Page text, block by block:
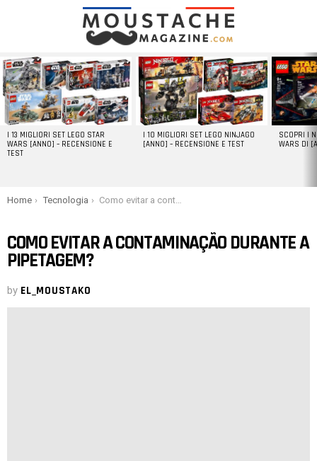
LATEST
STORIES
I 13 MIGLIORI SET LEGO STAR
WARS [ANNO] – RECENSIONE E
TEST
I 10 MIGLIORI SET LEGO NINJAGO
[ANNO] – RECENSIONE E TEST
SCOPRI I
WARS DI
You are here:
Home Tecnologia Como evitar a contaminação durante a pipetagem?
COMO EVITAR A CONTAMINAÇÃO DURANTE A
PIPETAGEM?
by EL_MOUSTAKO